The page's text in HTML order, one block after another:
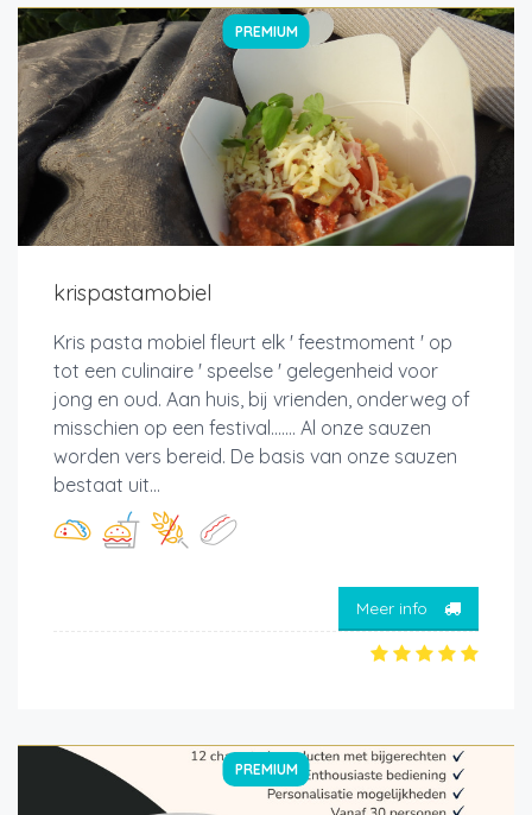
PREMIUM
krispastamobiel
Kris pasta mobiel fleurt elk ' feestmoment ' op
tot een culinaire ' speelse ' gelegenheid voor
jong en oud. Aan huis, bij vrienden, onderweg of
misschien op een festival....... Al onze sauzen
worden vers bereid. De basis van onze sauzen
bestaat uit...
Meer info
PREMIUM